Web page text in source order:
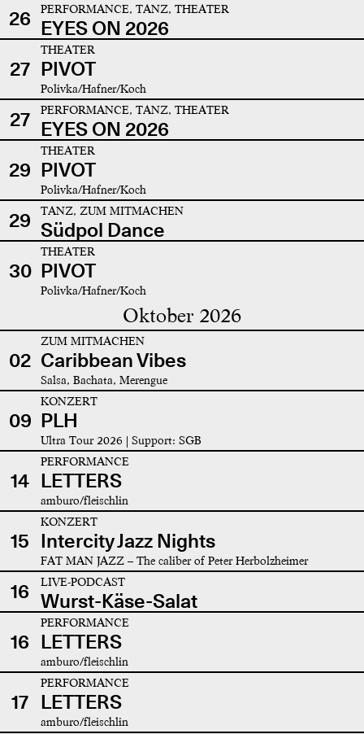
26
PERFORMANCE, TANZ, THEATER
EYES ON 2026
27
THEATER
PIVOT
Polivka/Hafner/Koch
27 PERFORMANCE, TANZ, THEATER
EYES ON 2026
29
THEATER
PIVOT
Polivka/Hafner/Koch
29 TANZ, ZUM MITMACHEN
Südpol Dance
30
THEATER
PIVOT
Polivka/Hafner/Koch
Oktober 2026
02
ZUM MITMACHEN
Caribbean Vibes
Salsa, Bachata, Merengue
09
KONZERT
PLH
Ultra Tour 2026 | Support: SGB
14
PERFORMANCE
LETTERS
amburo/fleischlin
15
KONZERT
Intercity Jazz Nights
FAT MAN JAZZ – The caliber of Peter Herbolzheimer
16 LIVE-PODCAST
Wurst-Käse-Salat
16
PERFORMANCE
LETTERS
amburo/fleischlin
17
PERFORMANCE
LETTERS
amburo/fleischlin